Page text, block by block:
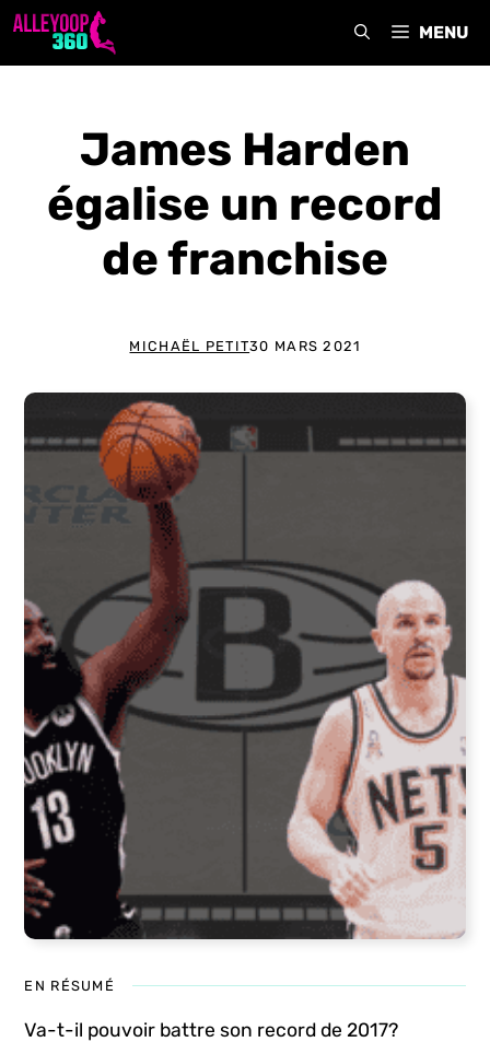
Aller
MENU
James Harden
égalise un record
de franchise
MICHAËL PETIT30 MARS 2021
EN RÉSUMÉ
Va-t-il pouvoir battre son record de 2017?